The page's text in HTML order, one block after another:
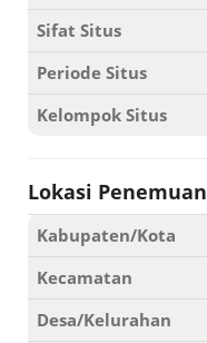
Sifat Situs
Periode Situs
Kelompok Situs
Lokasi Penemuan
Kabupaten/Kota
Kecamatan
Desa/Kelurahan